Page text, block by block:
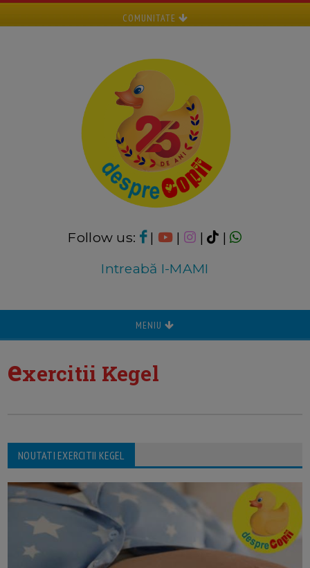
COMUNITATE
Follow us: | | |
|
Intreabă I-MAMI
MENIU
exercitii Kegel
NOUTATI EXERCITII KEGEL